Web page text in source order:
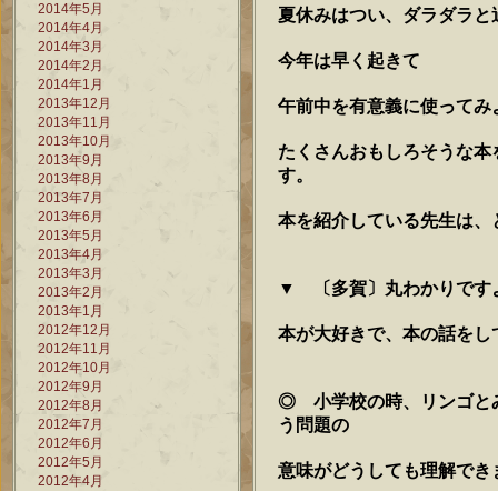
2014年5月
2014年4月
2014年3月
2014年2月
2014年1月
2013年12月
2013年11月
2013年10月
2013年9月
2013年8月
2013年7月
2013年6月
2013年5月
2013年4月
2013年3月
2013年2月
2013年1月
2012年12月
2012年11月
2012年10月
2012年9月
2012年8月
2012年7月
2012年6月
2012年5月
2012年4月
夏休みはつい、ダラダラ
今年は早く起きて
午前中を有意義に使ってみ
たくさんおもしろそうな
す。
本を紹介している先生は
▼ 〔多賀〕丸わかりです
本が大好きで、本の話を
◎ 小学校の時、リンゴと
う問題の
意味がどうしても理解でき